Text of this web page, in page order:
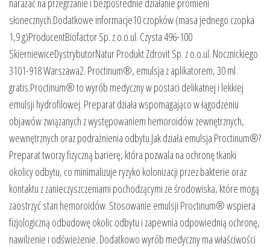
narażać na przegrzanie i bezpośrednie działanie promieni
słonecznych.Dodatkowe informacje10 czopków (masa jednego czopka
1,9 g)ProducentBiofactor Sp. z o.o.ul. Czysta 496-100
SkierniewiceDystrybutorNatur Produkt Zdrovit Sp. z o.o.ul. Nocznickiego
3101-918 Warszawa2. Proctinum®, emulsja z aplikatorem, 30 ml
gratis:Proctinum® to wyrób medyczny w postaci delikatnej i lekkiej
emulsji hydrofilowej. Preparat działa wspomagająco w łagodzeniu
objawów związanych z występowaniem hemoroidów zewnętrznych,
wewnętrznych oraz podrażnienia odbytu.Jak działa emulsja Proctinum®?
Preparat tworzy fizyczną barierę, która pozwala na ochronę tkanki
okolicy odbytu, co minimalizuje ryzyko kolonizacji przez bakterie oraz
kontaktu z zanieczyszczeniami pochodzącymi ze środowiska, które mogą
zaostrzyć stan hemoroidów. Stosowanie emulsji Proctinum® wspiera
fizjologiczną odbudowę okolic odbytu i zapewnia odpowiednią ochronę,
nawilżenie i odświeżenie. Dodatkowo wyrób medyczny ma właściwości